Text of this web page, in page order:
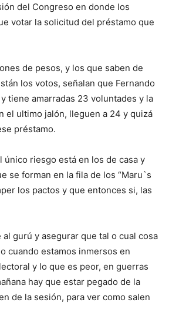
del Congreso en donde los
votar la solicitud del préstamo que
de pesos, y los que saben de
los votos, señalan que Fernando
tiene amarradas 23 voluntades y la
el ultimo jalón, lleguen a 24 y quizá
préstamo.
único riesgo está en los de casa y
se forman en la fila de los “Maru`s
los pactos y que entonces si, las
gurú y asegurar que tal o cual cosa
cuando estamos inmersos en
y lo que es peor, en guerras
hay que estar pegado de la
de la sesión, para ver como salen